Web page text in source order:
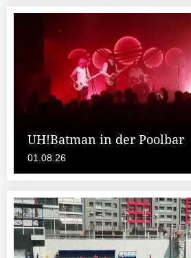
UH!Batman in der Poolbar
01.08.26